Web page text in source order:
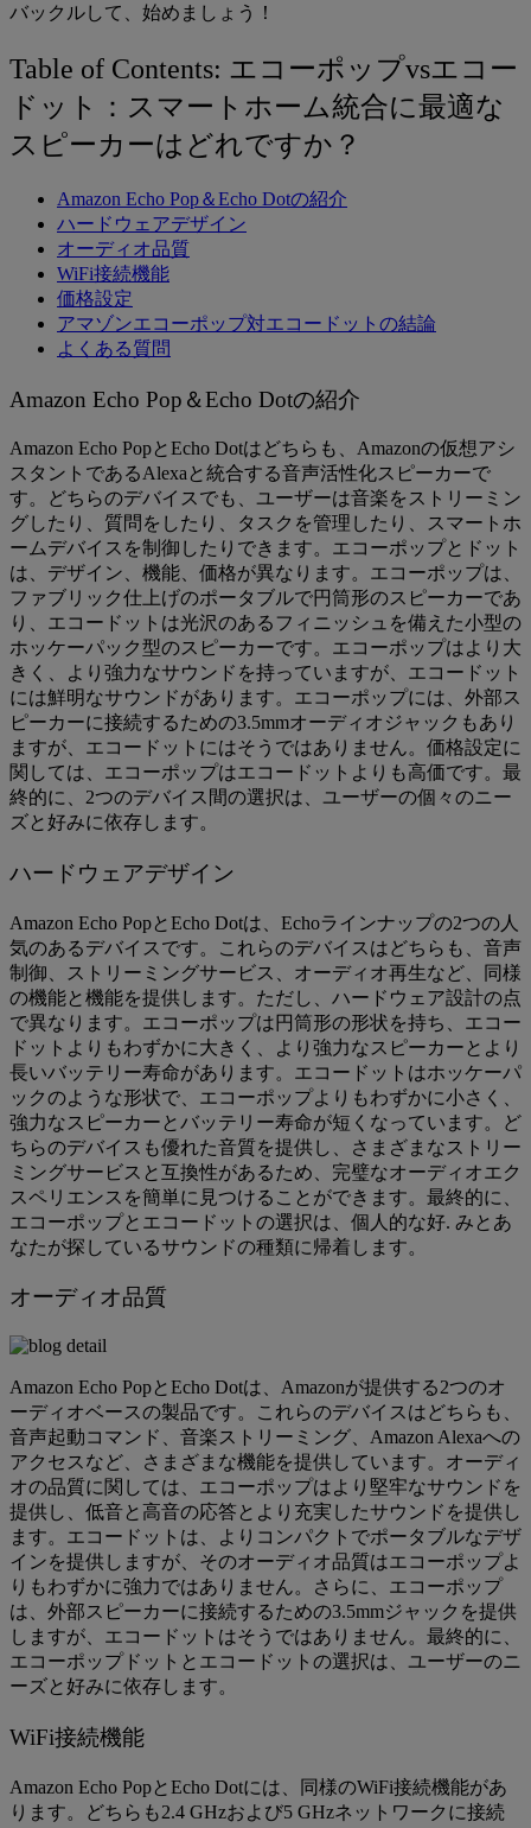
バックルして、始めましょう！
Table of Contents: エコーポップvsエコー
ドット：スマートホーム統合に最適な
スピーカーはどれですか？
Amazon Echo Pop＆Echo Dotの紹介
ハードウェアデザイン
オーディオ品質
WiFi接続機能
価格設定
アマゾンエコーポップ対エコードットの結論
よくある質問
Amazon Echo Pop＆Echo Dotの紹介
Amazon Echo PopとEcho Dotはどちらも、Amazonの仮想アシ
スタントであるAlexaと統合する音声活性化スピーカーで
す。どちらのデバイスでも、ユーザーは音楽をストリーミン
グしたり、質問をしたり、タスクを管理したり、スマートホ
ームデバイスを制御したりできます。エコーポップとドット
は、デザイン、機能、価格が異なります。エコーポップは、
ファブリック仕上げのポータブルで円筒形のスピーカーであ
り、エコードットは光沢のあるフィニッシュを備えた小型の
ホッケーパック型のスピーカーです。エコーポップはより大
きく、より強力なサウンドを持っていますが、エコードット
には鮮明なサウンドがあります。エコーポップには、外部ス
ピーカーに接続するための3.5mmオーディオジャックもあり
ますが、エコードットにはそうではありません。価格設定に
関しては、エコーポップはエコードットよりも高価です。最
終的に、2つのデバイス間の選択は、ユーザーの個々のニー
ズと好みに依存します。
ハードウェアデザイン
Amazon Echo PopとEcho Dotは、Echoラインナップの2つの人
気のあるデバイスです。これらのデバイスはどちらも、音声
制御、ストリーミングサービス、オーディオ再生など、同様
の機能と機能を提供します。ただし、ハードウェア設計の点
で異なります。エコーポップは円筒形の形状を持ち、エコー
ドットよりもわずかに大きく、より強力なスピーカーとより
長いバッテリー寿命があります。エコードットはホッケーパ
ックのような形状で、エコーポップよりもわずかに小さく、
強力なスピーカーとバッテリー寿命が短くなっています。ど
ちらのデバイスも優れた音質を提供し、さまざまなストリー
ミングサービスと互換性があるため、完璧なオーディオエク
スペリエンスを簡単に見つけることができます。最終的に、
エコーポップとエコードットの選択は、個人的な好. みとあ
なたが探しているサウンドの種類に帰着します。
オーディオ品質
Amazon Echo PopとEcho Dotは、Amazonが提供する2つのオ
ーディオベースの製品です。これらのデバイスはどちらも、
音声起動コマンド、音楽ストリーミング、Amazon Alexaへの
アクセスなど、さまざまな機能を提供しています。オーディ
オの品質に関しては、エコーポップはより堅牢なサウンドを
提供し、低音と高音の応答とより充実したサウンドを提供し
ます。エコードットは、よりコンパクトでポータブルなデザ
インを提供しますが、そのオーディオ品質はエコーポップよ
りもわずかに強力ではありません。さらに、エコーポップ
は、外部スピーカーに接続するための3.5mmジャックを提供
しますが、エコードットはそうではありません。最終的に、
エコーポップドットとエコードットの選択は、ユーザーのニ
ーズと好みに依存します。
WiFi接続機能
Amazon Echo PopとEcho Dotには、同様のWiFi接続機能があ
ります。どちらも2.4 GHzおよび5 GHzネットワークに接続